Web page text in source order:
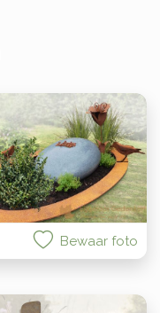
Bewaar foto